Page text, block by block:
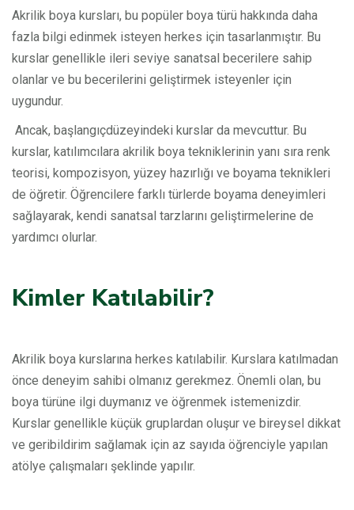
Akrilik boya kursları, bu popüler boya türü hakkında daha
fazla bilgi edinmek isteyen herkes için tasarlanmıştır. Bu
kurslar genellikle ileri seviye sanatsal becerilere sahip
olanlar ve bu becerilerini geliştirmek isteyenler için
uygundur.
Ancak, başlangıç ​​düzeyindeki kurslar da mevcuttur. Bu
kurslar, katılımcılara akrilik boya tekniklerinin yanı sıra renk
teorisi, kompozisyon, yüzey hazırlığı ve boyama teknikleri
de öğretir. Öğrencilere farklı türlerde boyama deneyimleri
sağlayarak, kendi sanatsal tarzlarını geliştirmelerine de
yardımcı olurlar.
Kimler Katılabilir?
Akrilik boya kurslarına herkes katılabilir. Kurslara katılmadan
önce deneyim sahibi olmanız gerekmez. Önemli olan, bu
boya türüne ilgi duymanız ve öğrenmek istemenizdir.
Kurslar genellikle küçük gruplardan oluşur ve bireysel dikkat
ve geribildirim sağlamak için az sayıda öğrenciyle yapılan
atölye çalışmaları şeklinde yapılır.